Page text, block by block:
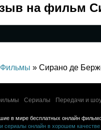
на фильм
Фильмы » Сирано де
Сериалы Передачи и
в мире бесплатных онлайн
онлайн в хорошем качестве